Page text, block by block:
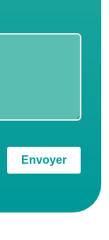
Envoyer